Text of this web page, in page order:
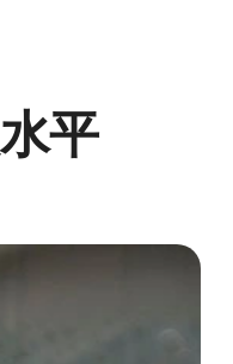
平